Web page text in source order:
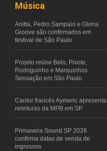
Música
Anitta, Pedro Sampaio e Gloria
Groove são confirmados em
festival de São Paulo
Projeto reúne Belo, Pixote,
Rodriguinho e Marquinhos
Sensação em São Paulo
Cantor francês Aymeric apresenta
releituras da MPB em SP
Primavera Sound SP 2026
confirma datas de venda de
ingressos